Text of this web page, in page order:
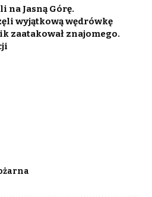
na Jasną Górę.
wyjątkową wędrówkę
zaatakował znajomego.